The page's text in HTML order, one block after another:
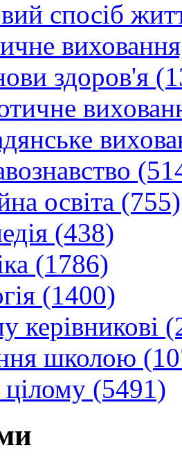
спосіб
здоров'я
освіта (755)
(438)
(1786)
(1400)
керівникові
школою
цілому (5491)